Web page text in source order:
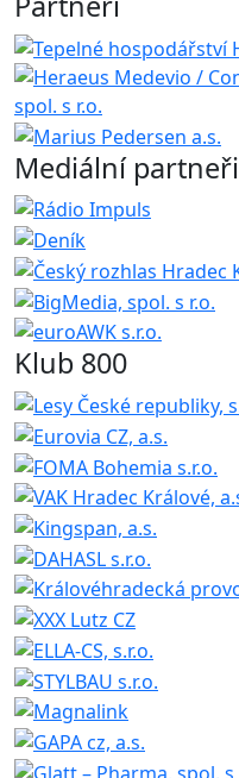
Mediální partneři
Klub 800